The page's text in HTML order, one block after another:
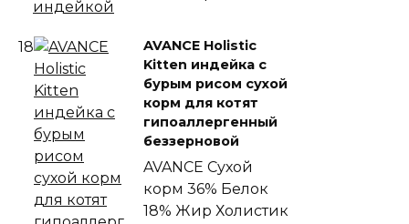
18
AVANCE Holistic
Kitten индейка с
бурым рисом сухой
корм для котят
гипоаллергенный
беззерновой
AVANCE Сухой
корм 36% Белок
18% Жир Холистик